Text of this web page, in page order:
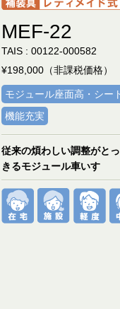
MEF-22
TAIS : 00122-000582
¥198,000（非課税価格）
モジュール座面高・シー
機能充実
従来の煩わしい調整がと
きるモジュール車いす